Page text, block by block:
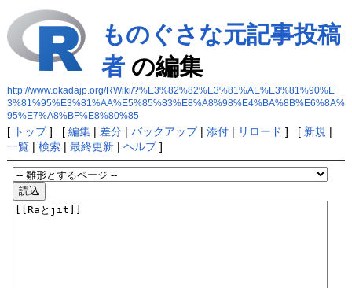
ものぐさな元記事投稿
者の編集
http://www.okadajp.org/RWiki/?%E3%82%82%E3%81%AE%E3%81%90%E
3%81%95%E3%81%AA%E5%85%83%E8%A8%98%E4%BA%8B%E6%8A%
95%E7%A8%BF%E8%80%85
[ トップ] [ 編集| 差分| バックアップ| 添付| リロード ] [ 新規 |
一覧| 検索| 最終更新| ヘルプ]